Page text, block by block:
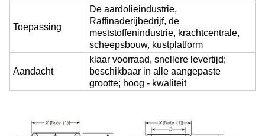
Toepassing
De aardolieindustrie,
Raffinaderijbedrijf, de
meststoffenindustrie, krachtcentrale,
scheepsbouw, kustplatform
Aandacht
klaar voorraad, snellere levertijd;
beschikbaar in alle aangepaste
grootte; hoog - kwaliteit